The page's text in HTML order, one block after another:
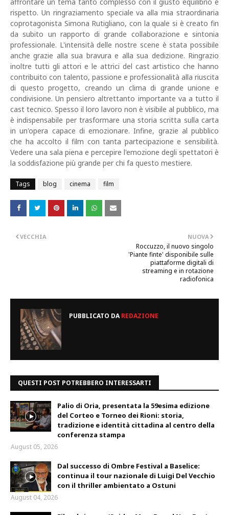
rispetto. Un ringraziamento speciale va alla mia straordinaria
coprotagonista Simona Rutigliano, con la quale si è creato fin
da subito un rapporto di grande collaborazione e sintonia
professionale. L'intensità delle nostre scene è stata possibile
anche grazie alla sua bravura e alla sua dedizione. Ringrazio
inoltre tutti gli attori e le attrici del cast artistico che hanno
contribuito con talento, passione e professionalità alla riuscita
di questo progetto, creando un clima di grande unione e
condivisione. Un pensiero altrettanto importante va a tutto il
cast tecnico. Spesso il loro lavoro non è visibile al pubblico, ma
è indispensabile per trasformare una storia scritta sulla carta
in un'opera capace di emozionare. Infine, grazie al pubblico
che ha accolto il film con tanta partecipazione e sensibilità.
Vedere una sala piena e percepire l'emozione degli spettatori è
la soddisfazione più grande per chi fa questo mestiere.
Tags blog cinema film
NUOVA
Roccuzzo, il nuovo singolo
'Piante finte' disponibile sulle
piattaforme digitali di
streaming e in rotazione
radiofonica
VECCHIA
PUBBLICATO DAREDAZIONE
QUESTI POST POTREBBERO INTERESSARTI
Palio di Oria, presentata la 59esima edizione
del Corteo e Torneo dei Rioni: storia,
tradizione e identità cittadina al centro della
conferenza stampa
August 05, 2026
Dal successo di Ombre Festival a Baselice:
continua il tour nazionale di Luigi Del Vecchio
con il thriller ambientato a Ostuni
August 04, 2026